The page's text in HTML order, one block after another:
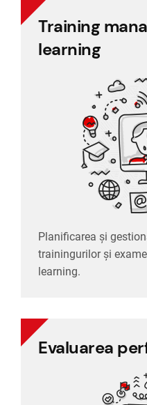
Training
learning
Planificarea și
trainingurilor și
learning.
Training
learning
Planificarea și
trainingurilor și
Evaluarea
Alinierea